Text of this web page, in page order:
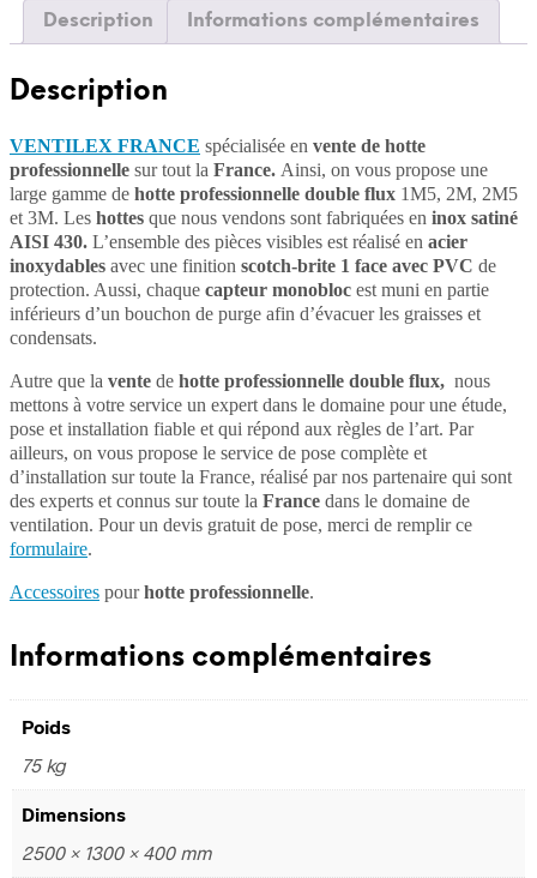
Description Informations complémentaires
Description
VENTILEX FRANCE spécialisée en vente de hotte
professionnelle sur tout la France. Ainsi, on vous propose une
large gamme de hotte professionnelle double flux 1M5, 2M, 2M5
et 3M. Les hottes que nous vendons sont fabriquées en inox satiné
AISI 430. L’ensemble des pièces visibles est réalisé en acier
inoxydables avec une finition scotch-brite 1 face avec PVC de
protection. Aussi, chaque capteur monobloc est muni en partie
inférieurs d’un bouchon de purge afin d’évacuer les graisses et
condensats.
Autre que la vente de hotte professionnelle double flux, nous
mettons à votre service un expert dans le domaine pour une étude,
pose et installation fiable et qui répond aux règles de l’art. Par
ailleurs, on vous propose le service de pose complète et
d’installation sur toute la France, réalisé par nos partenaire qui sont
des experts et connus sur toute la France dans le domaine de
ventilation. Pour un devis gratuit de pose, merci de remplir ce
formulaire.
Accessoires pourhotte professionnelle.
Informations complémentaires
Poids
75 kg
Dimensions
2500 × 1300 × 400 mm